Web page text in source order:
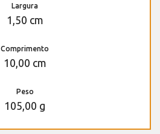
Largura
1,50 cm
Comprimento
10,00 cm
Peso
105,00 g